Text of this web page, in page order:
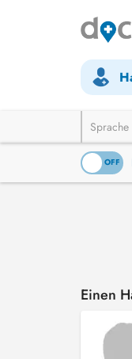
Sprache
OFF
Einen